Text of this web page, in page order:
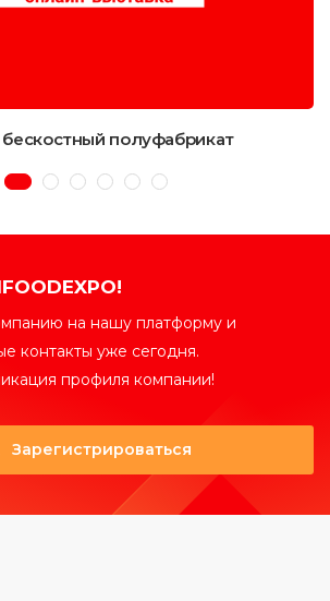
полуфабрикат
на нашу платформу и
контакты уже сегодня.
профиля компании!
Зарегистрироваться